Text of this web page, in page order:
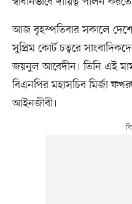
আজ বৃহস্পতিবার সকালে
সুপ্রিম কোর্ট চত্বরে
জয়নুল আবেদীন। তিনি এই
বিএনপির মহাসচিব মির্জা
আইনজীবী।